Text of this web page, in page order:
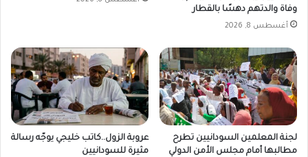
ق
ي
وفاة والدتهم دهسًا بالقطار
أغسطس 8, 2026
لجنة المعلمين السودانيين تطرح
مطالبها أمام مجلس الأمن الدولي
عروبة الزول..كاتب خليجي يوجّه رسالة
مثيرة للسودانيين